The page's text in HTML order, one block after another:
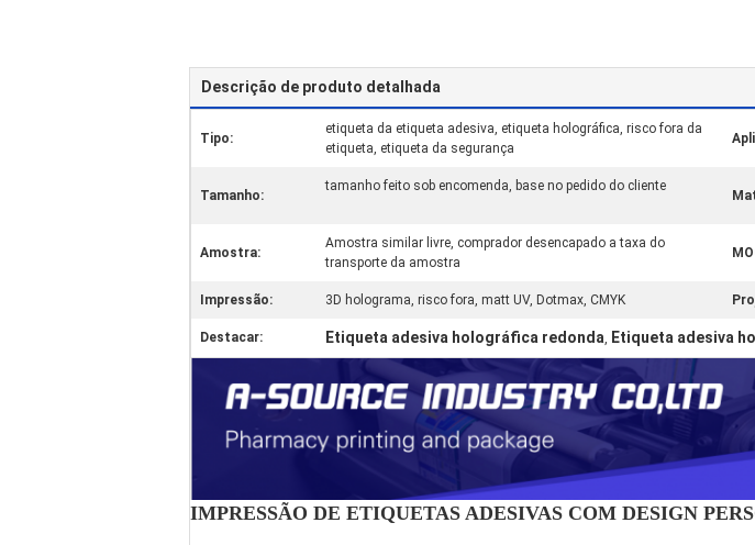
Descrição de produto detalhada
Tipo:
etiqueta da etiqueta adesiva, etiqueta holográfica, risco fora da
etiqueta, etiqueta da segurança
Tamanho:
tamanho feito sob encomenda, base no pedido do cliente
Amostra:
Amostra similar livre, comprador desencapado a taxa do
transporte da amostra
Impressão: 3D holograma, risco fora, matt UV, Dotmax, CMYK
Destacar: Etiqueta adesiva holográfica redonda, Etiqueta adesiva
IMPRESSÃO DE ETIQUETAS ADESIVAS COM DESIGN